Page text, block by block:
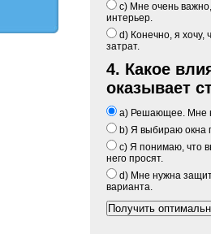
c) Мне очень
интерьер.
d) Конечно, я
затрат.
4. Какое
оказывает
a) Решающее. Мне
b) Я выбираю окна
c) Я понимаю, что
него просят.
d) Мне нужна
варианта.